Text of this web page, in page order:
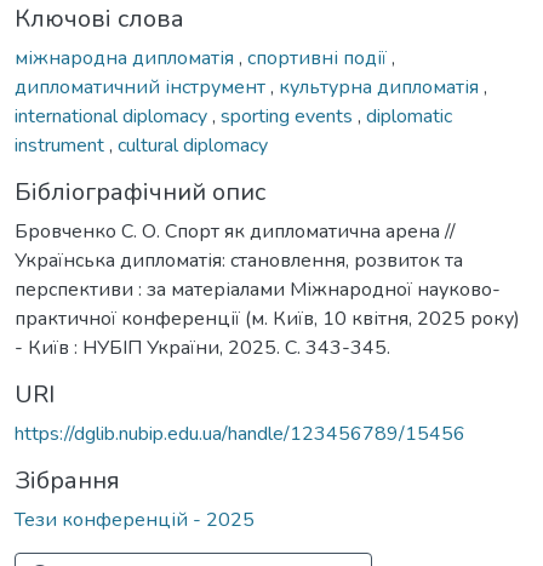
Ключові слова
міжнародна дипломатія , спортивні події,
дипломатичний інструмент, культурна дипломатія ,
international diplomacy, sporting events , diplomatic
instrument, cultural diplomacy
Бібліографічний опис
Бровченко С. О. Спорт як дипломатична арена //
Українська дипломатія: становлення, розвиток та
перспективи : за матеріалами Міжнародної науково-
практичної конференції (м. Київ, 10 квітня, 2025 року)
- Київ : НУБІП України, 2025. С. 343-345.
URI
https://dglib.nubip.edu.ua/handle/123456789/15456
Зібрання
Тези конференцій - 2025